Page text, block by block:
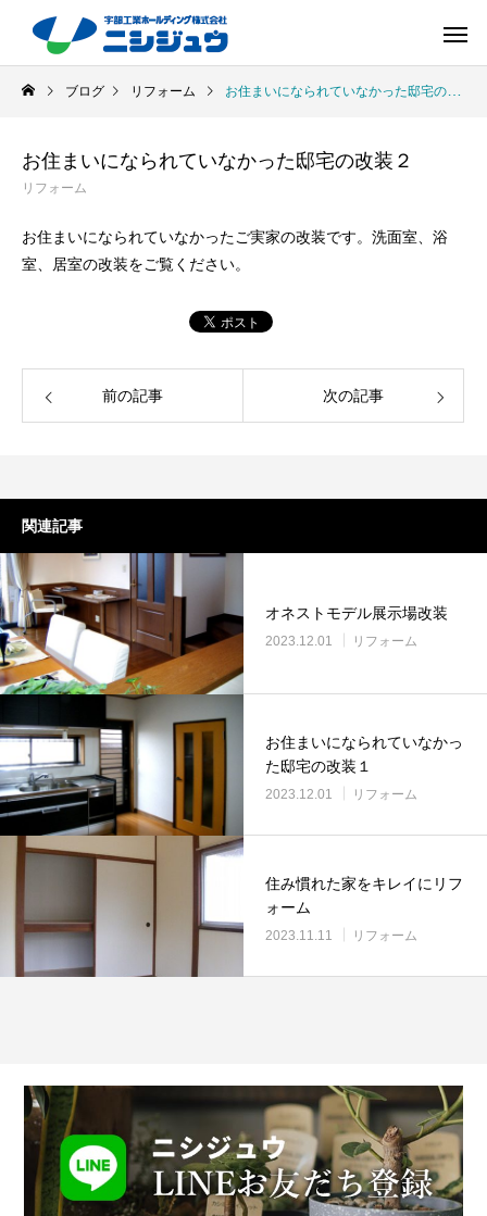
ブログ リフォーム お住まいになられていなかった邸宅の改装２
お住まいになられていなかった邸宅の改装２
リフォーム
お住まいになられていなかったご実家の改装です。洗面室、浴
室、居室の改装をご覧ください。
前の記事 次の記事
関連記事
オネストモデル展示場改装
2023.12.01 リフォーム
お住まいになられていなかっ
た邸宅の改装１
2023.12.01 リフォーム
住み慣れた家をキレイにリフ
ォーム
2023.11.11 リフォーム